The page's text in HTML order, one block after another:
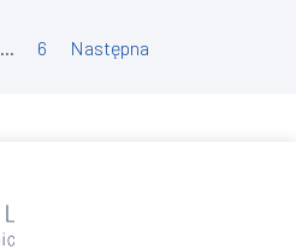
… 6 Następna